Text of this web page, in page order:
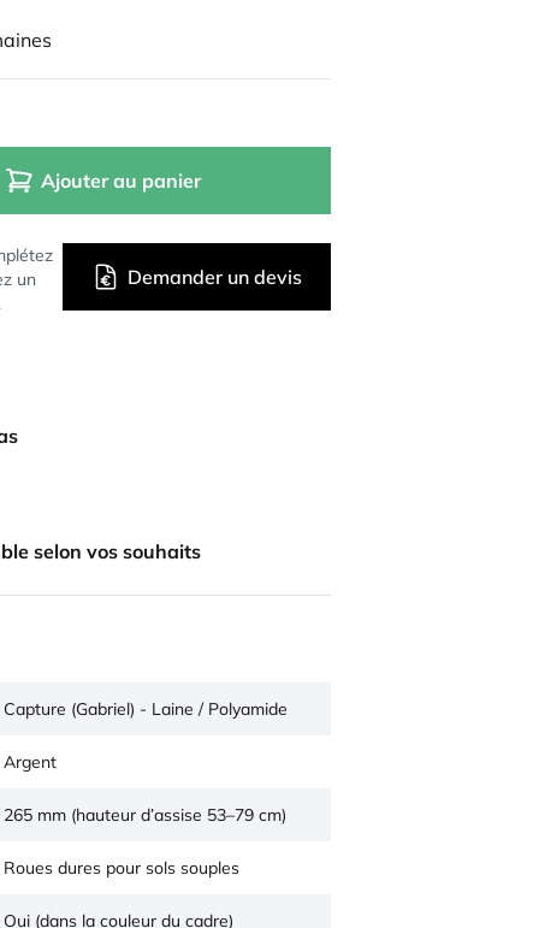
Ajouter au panier
un
Demander un devis
selon vos souhaits
Capture (Gabriel) - Laine / Polyamide
Argent
265 mm (hauteur d’assise 53–79 cm)
Roues dures pour sols souples
Oui (dans la couleur du cadre)